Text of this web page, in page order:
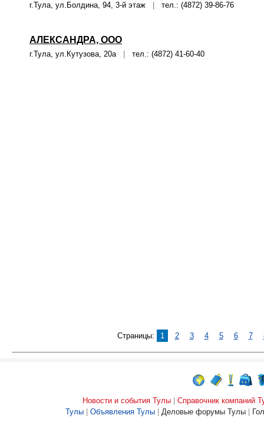
г.Тула, ул.Болдина, 94, 3-й этаж тел.: (4872) 39-86-76
АЛЕКСАНДРА, ООО
г.Тула, ул.Кутузова, 20а тел.: (4872) 41-60-40
Страницы: 1 2 3 4 5 6 7
Новости и события Тулы
Справочник компаний
Тулы
Объявления Тулы Деловые форумы Тулы